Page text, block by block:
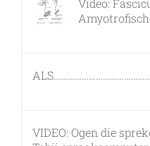
Video:
VIDEO: Ogen die